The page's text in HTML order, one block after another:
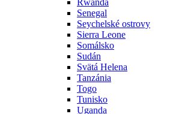
Rwanda
Senegal
Seychelské ostrovy
Sierra Leone
Somálsko
Sudán
Svätá Helena
Tanzánia
Togo
Tunisko
Uganda